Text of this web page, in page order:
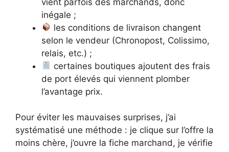
inégale ;
les conditions de livraison changent
selon le vendeur (Chronopost, Colissimo,
relais, etc.) ;
certaines boutiques ajoutent des frais
de port élevés qui viennent plomber
l’avantage prix.
Pour éviter les mauvaises surprises, j’ai
systématisé une méthode : je clique sur l’offre la
moins chère, j’ouvre la fiche marchand, je vérifie